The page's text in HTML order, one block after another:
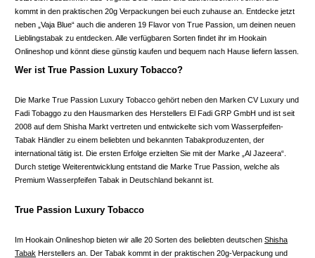
kommt in den praktischen 20g Verpackungen bei euch zuhause an. Entdecke jetzt
neben „Vaja Blue“ auch die anderen 19 Flavor von True Passion, um deinen neuen
Lieblingstabak zu entdecken. Alle verfügbaren Sorten findet ihr im Hookain
Onlineshop und könnt diese günstig kaufen und bequem nach Hause liefern lassen.
Wer ist True Passion Luxury Tobacco?
Die Marke True Passion Luxury Tobacco gehört neben den Marken CV Luxury und
Fadi Tobaggo zu den Hausmarken des Herstellers El Fadi GRP GmbH und ist seit
2008 auf dem Shisha Markt vertreten und entwickelte sich vom Wasserpfeifen-
Tabak Händler zu einem beliebten und bekannten Tabakproduzenten, der
international tätig ist. Die ersten Erfolge erzielten Sie mit der Marke „Al Jazeera“.
Durch stetige Weiterentwicklung entstand die Marke True Passion, welche als
Premium Wasserpfeifen Tabak in Deutschland bekannt ist.
True Passion Luxury Tobacco
Im Hookain Onlineshop bieten wir alle 20 Sorten des beliebten deutschen Shisha
Tabak Herstellers an. Der Tabak kommt in der praktischen 20g-Verpackung und